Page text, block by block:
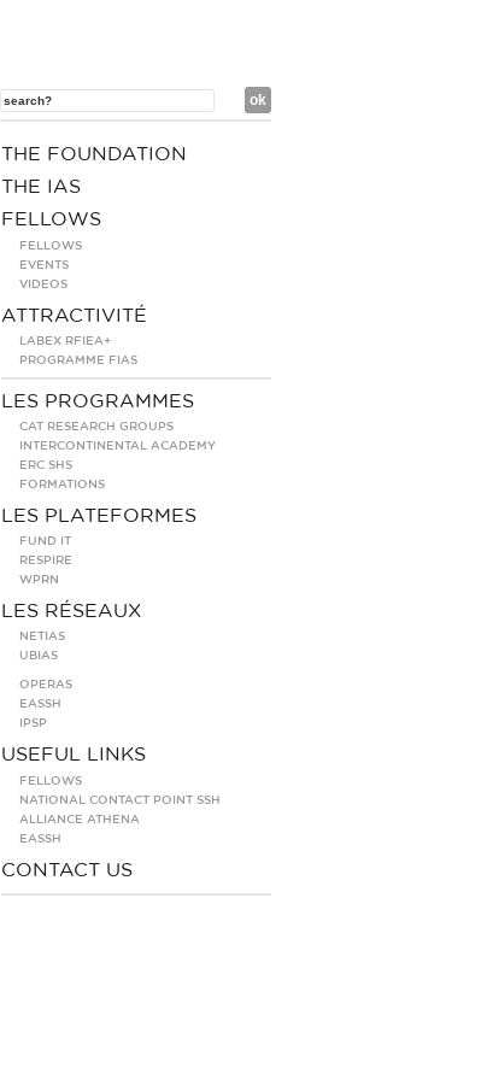
THE FOUNDATION
THE IAS
FELLOWS
FELLOWS
EVENTS
VIDEOS
ATTRACTIVITÉ
LABEX RFIEA+
PROGRAMME FIAS
LES PROGRAMMES
CAT RESEARCH GROUPS
INTERCONTINENTAL ACADEMY
ERC SHS
FORMATIONS
LES PLATEFORMES
FUND IT
RESPIRE
WPRN
LES RÉSEAUX
NETIAS
UBIAS
OPERAS
EASSH
IPSP
USEFUL LINKS
FELLOWS
NATIONAL CONTACT POINT SSH
ALLIANCE ATHENA
EASSH
CONTACT US